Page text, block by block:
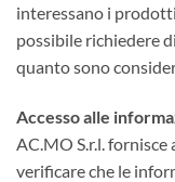
interessano i
possibile richiedere
quanto sono
Accesso alle
AC.MO S.r.l.
verificare che le